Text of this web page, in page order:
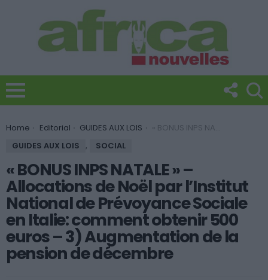
You are here:
Home Editorial GUIDES AUX LOIS
« BONUS INPS NATALE » – Allocations de Noël par l’Institut National de Prévoyance Sociale en Italie: comment obtenir 500 euros – 3) Augmentation de la pension de décembre
GUIDES AUX LOIS
, SOCIAL
« BONUS INPS NATALE » –
Allocations de Noël par l’Institut
National de Prévoyance Sociale
en Italie: comment obtenir 500
euros – 3) Augmentation de la
pension de décembre